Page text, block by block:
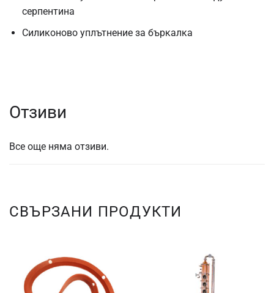
серпентина
Силиконово уплътнение за бъркалка
Отзиви
Все още няма отзиви.
СВЪРЗАНИ ПРОДУКТИ